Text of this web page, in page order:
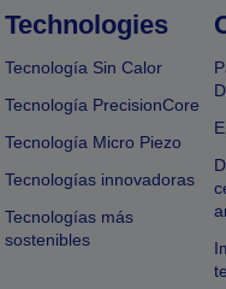
Technologies
Tecnología Sin Calor
Tecnología PrecisionCore
Tecnología Micro Piezo
Tecnologías innovadoras
Tecnologías más
sostenibles